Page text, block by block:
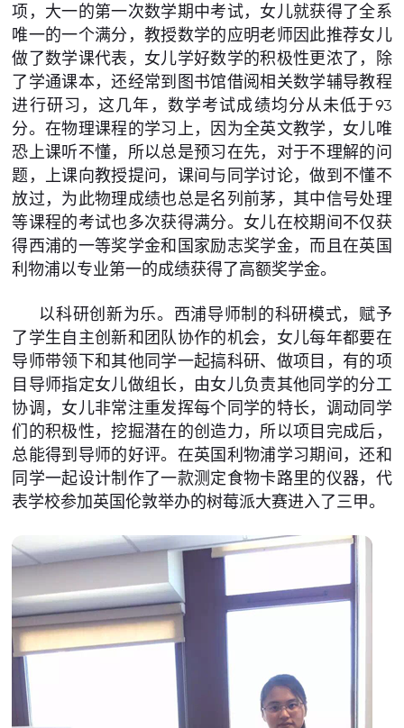
项，大一的第一次数学期中考试，女儿就获得了全系
唯一的一个满分，教授数学的应明老师因此推荐女儿
做了数学课代表，女儿学好数学的积极性更浓了，除
了学通课本，还经常到图书馆借阅相关数学辅导教程
进行研习，这几年，数学考试成绩均分从未低于93
分。在物理课程的学习上，因为全英文教学，女儿唯
恐上课听不懂，所以总是预习在先，对于不理解的问
题，上课向教授提问，课间与同学讨论，做到不懂不
放过，为此物理成绩也总是名列前茅，其中信号处理
等课程的考试也多次获得满分。女儿在校期间不仅获
得西浦的一等奖学金和国家励志奖学金，而且在英国
利物浦以专业第一的成绩获得了高额奖学金。
以科研创新为乐。西浦导师制的科研模式，赋予
了学生自主创新和团队协作的机会，女儿每年都要在
导师带领下和其他同学一起搞科研、做项目，有的项
目导师指定女儿做组长，由女儿负责其他同学的分工
协调，女儿非常注重发挥每个同学的特长，调动同学
们的积极性，挖掘潜在的创造力，所以项目完成后，
总能得到导师的好评。在英国利物浦学习期间，还和
同学一起设计制作了一款测定食物卡路里的仪器，代
表学校参加英国伦敦举办的树莓派大赛进入了三甲。